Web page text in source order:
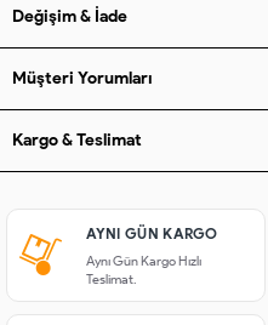
Değişim & İade
Müşteri Yorumları
Kargo & Teslimat
AYNI GÜN KARGO
Aynı Gün Kargo Hızlı
Teslimat.